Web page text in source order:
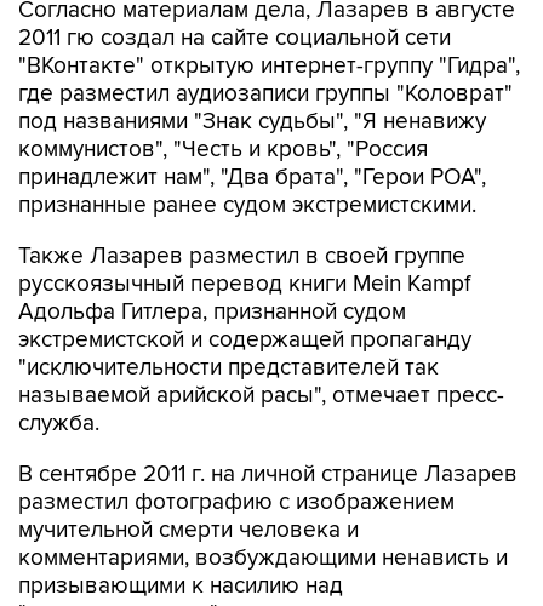
"ВКонтакте" открытую интернет-группу "Гидра",
где разместил аудиозаписи группы "Коловрат"
под названиями "Знак судьбы", "Я ненавижу
коммунистов", "Честь и кровь", "Россия
принадлежит нам", "Два брата", "Герои РОА",
признанные ранее судом экстремистскими.
Также Лазарев разместил в своей группе
Адольфа Гитлера, признанной судом
экстремистской и содержащей пропаганду
"исключительности представителей так
называемой арийской расы", отмечает пресс-
служба.
В сентябре 2011 г. на личной странице Лазарев
мучительной смерти человека и
комментариями, возбуждающими ненависть и
призывающими к насилию над
"неполноценными" расами, коммунистами,
евреями и другими группами.